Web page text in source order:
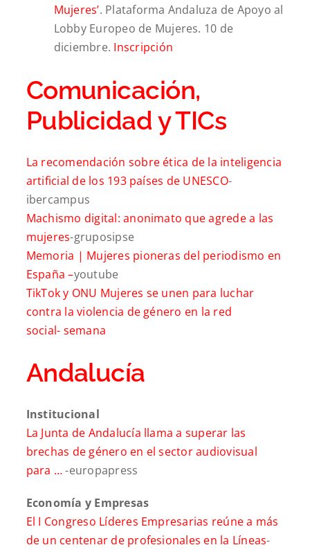
Mujeres’. Plataforma Andaluza de Apoyo al
Lobby Europeo de Mujeres. 10 de
diciembre. Inscripción
Comunicación,
Publicidad y TICs
La recomendación sobre ética de la inteligencia
artificial de los 193 países de UNESCO-
ibercampus
Machismo digital: anonimato que agrede a las
mujeres-gruposipse
Memoria | Mujeres pioneras del periodismo en
España –youtube
TikTok y ONU Mujeres se unen para luchar
contra la violencia de género en la red
social- semana
Andalucía
Institucional
La Junta de Andalucía llama a superar las
brechas de género en el sector audiovisual
para …-europapress
Economía y Empresas
El I Congreso Líderes Empresarias reúne a más
de un centenar de profesionales en la Líneas-